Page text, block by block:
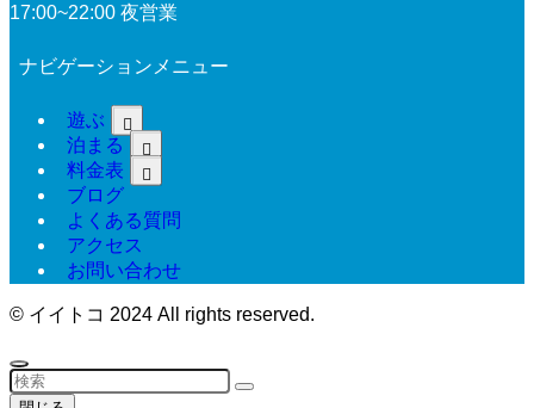
17:00~22:00 夜営業
ナビゲーションメニュー
遊ぶ
泊まる
料金表
ブログ
よくある質問
アクセス
お問い合わせ
© イイトコ 2024 All rights reserved.